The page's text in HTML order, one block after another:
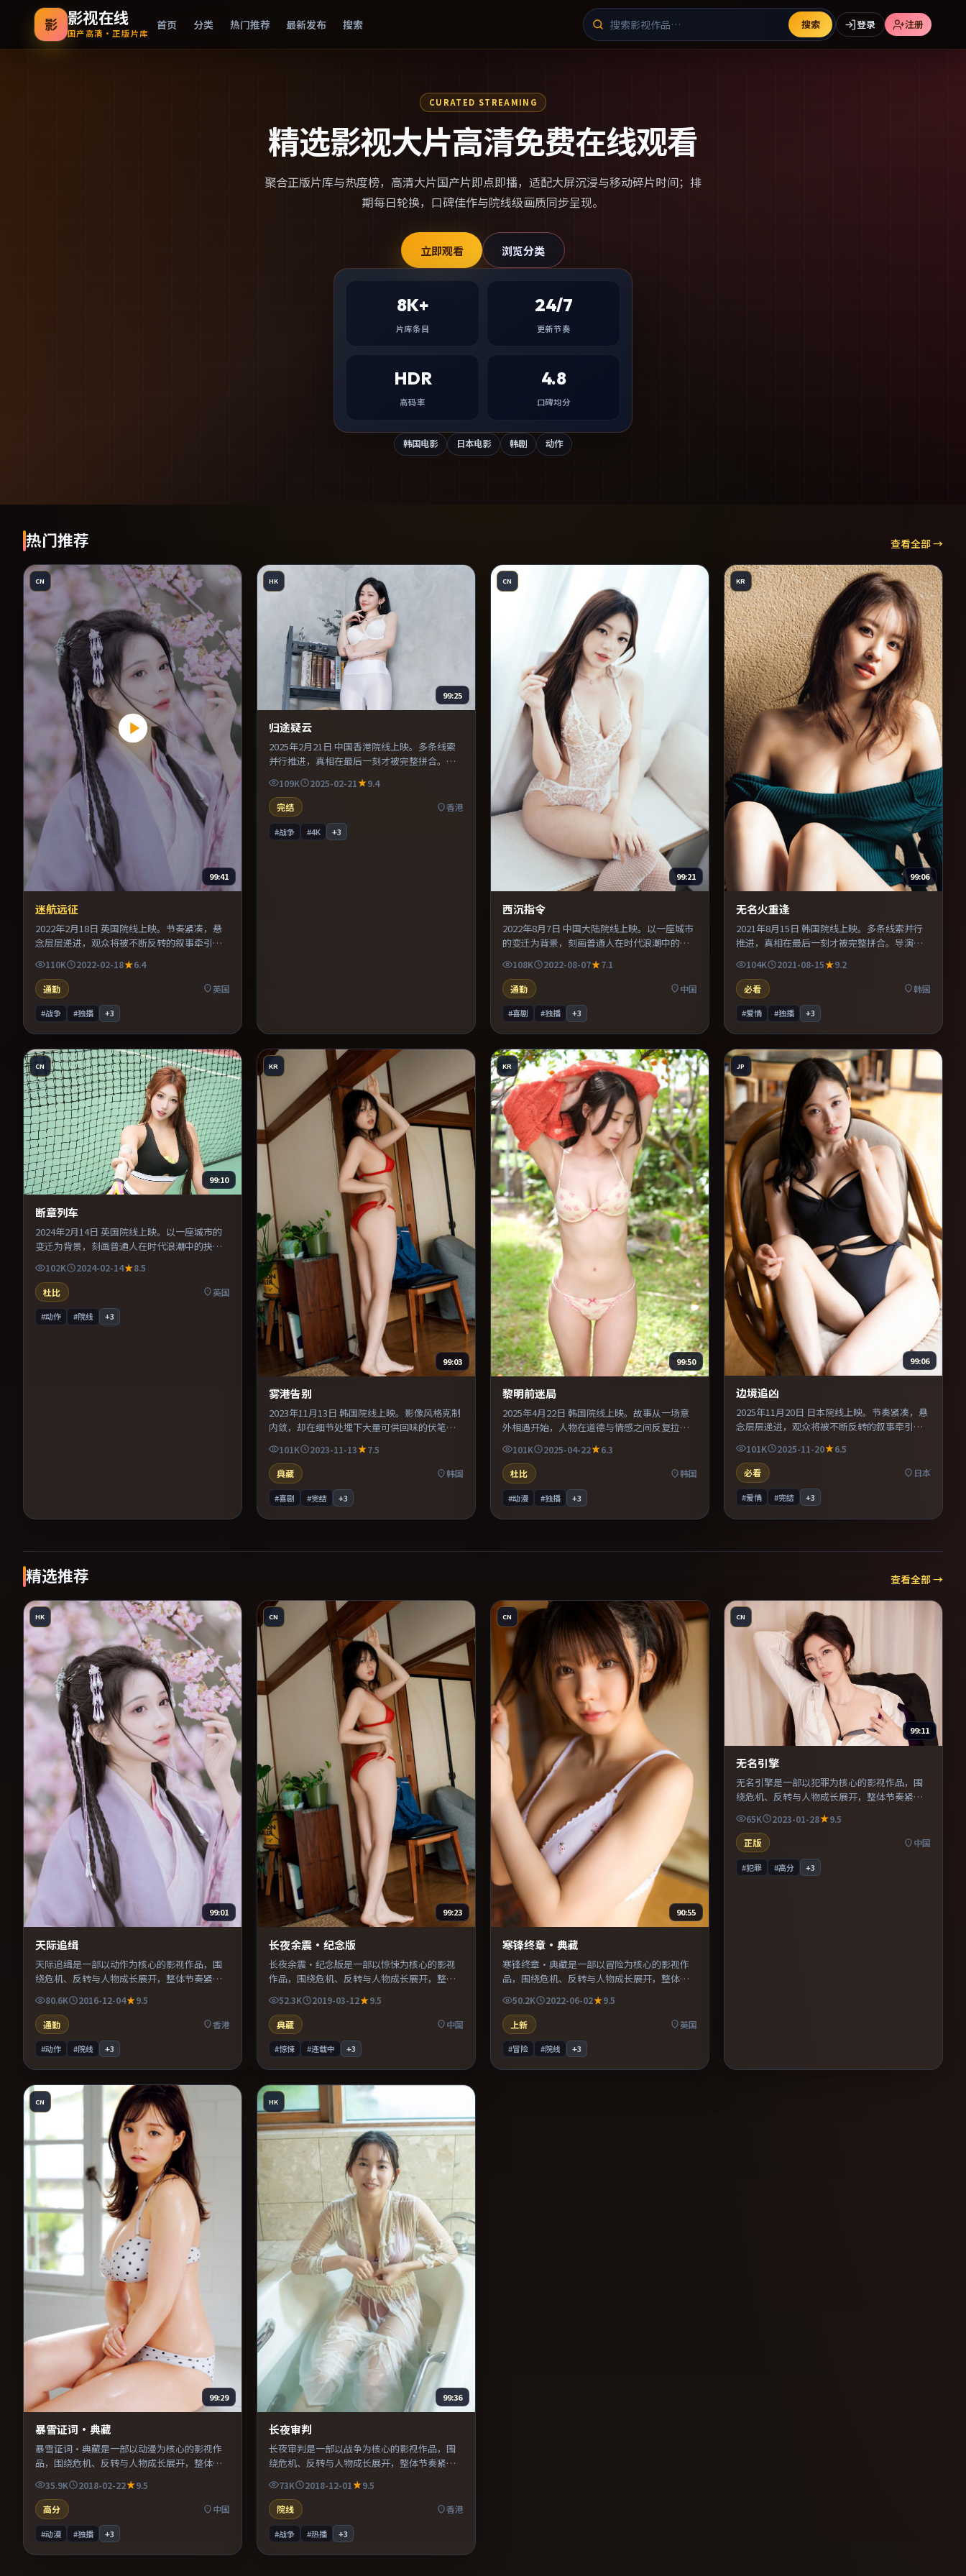
影 影视在线
国产高清·正版片库
首页 分类 热门推荐 最新发布 搜索 搜索 登录 注册
CURATED STREAMING
精选影视大片高清免费在线观看
聚合正版片库与热度榜， 高清大片国产片即点即播，适配大屏沉浸与移动碎片时间；排
期每日轮换，口碑佳作与院线级画质同步呈现。
立即观看 浏览分类
8K+
片库条目
24/7
更新节奏
HDR
高码率
4.8
口碑均分
韩国电影 日本电影 韩剧 动作
热门推荐 查看全部 →
CN
99:41
迷航远征
2022年2月18日 英国院线上映。节奏紧凑，悬
念层层递进，观众将被不断反转的叙事牵引。
替强化压迫感。适合喜欢现实主义题材的观
众，情绪后劲较足。
110K 2022-02-18
6.4
通勤
英国
#战争 #独播 +3
HK
99:25
归途疑云
2025年2月21日 中国香港院线上映。多条线索
并行推进，真相在最后一刻才被完整拼合。配
乐与声场设计突出环境质感，使观众更易沉浸
其中。适合喜欢现实主义题材的观众，情绪后
劲较足。
109K 2025-02-21
9.4
完结
香港
#战争 #4K +3
CN
99:21
西沉指令
2022年8月7日 中国大陆院线上映。以一座城市
的变迁为背景，刻画普通人在时代浪潮中的抉
力贯穿全片。整体完成度较高，适合周末一口
气看完。
108K 2022-08-07
7.1
通勤
中国
#喜剧 #独播 +3
KR
99:06
无名火重逢
2021年8月15日 韩国院线上映。多条线索并行
推进，真相在最后一刻才被完整拼合。导演在
压迫感。整体完成度较高，适合周末一口气看
完。
104K 2021-08-15
9.2
必看
韩国
#爱情 #独播 +3
CN
99:10
断章列车
2024年2月14日 英国院线上映。以一座城市的
变迁为背景，刻画普通人在时代浪潮中的抉
择。导演在镜头语言上大胆实验，长镜头与特
写交替强化压迫感。整体完成度较高，适合周
末一口气看完。
102K 2024-02-14
8.5
杜比
英国
#动作 #院线 +3
KR
99:03
雾港告别
2023年11月13日 韩国院线上映。影像风格克制
内敛，却在细节处埋下大量可供回味的伏笔。
美术与服化道还原年代氛围，为人物动机提供
可信支撑。适合喜欢现实主义题材的观众，情
绪后劲较足。
101K 2023-11-13
7.5
典藏
韩国
#喜剧 #完结 +3
KR
99:50
黎明前迷局
2025年4月22日 韩国院线上映。故事从一场意
外相遇开始，人物在道德与情感之间反复拉
扯。配乐与声场设计突出环境质感，使观众更
易沉浸其中。片尾留白意味深长，值得二刷细
品台词与构图。
101K 2025-04-22
6.3
杜比
韩国
#动漫 #独播 +3
JP
99:06
边境追凶
2025年11月20日 日本院线上映。节奏紧凑，悬
念层层递进，观众将被不断反转的叙事牵引。
配乐与声场设计突出环境质感，使观众更易沉
浸其中。推荐给偏爱群像戏与命运母题的影
迷。
101K 2025-11-20
6.5
必看
日本
#爱情 #完结 +3
精选推荐 查看全部 →
HK
99:01
天际追缉
天际追缉是一部以动作为核心的影视作品，围
绕危机、反转与人物成长展开，整体节奏紧
80.6K 2016-12-04
9.5
通勤
香港
#动作 #院线 +3
CN
99:23
长夜余震·纪念版
长夜余震·纪念版是一部以惊悚为核心的影视
作品，围绕危机、反转与人物成长展开，整体
52.3K 2019-03-12
9.5
典藏
中国
#惊悚 #连载中 +3
CN
90:55
寒锋终章·典藏
寒锋终章·典藏是一部以冒险为核心的影视作
品，围绕危机、反转与人物成长展开，整体节
50.2K 2022-06-02
9.5
上新
英国
#冒险 #院线 +3
CN
99:11
无名引擎
无名引擎是一部以犯罪为核心的影视作品，围
绕危机、反转与人物成长展开，整体节奏紧
凑，值得推荐观看。
65K 2023-01-28
9.5
正版
中国
#犯罪 #高分 +3
CN
99:29
暴雪证词·典藏
暴雪证词·典藏是一部以动漫为核心的影视作
品，围绕危机、反转与人物成长展开，整体节
奏紧凑，值得推荐观看。
35.9K 2018-02-22
9.5
高分
中国
#动漫 #独播 +3
HK
99:36
长夜审判
长夜审判是一部以战争为核心的影视作品，围
绕危机、反转与人物成长展开，整体节奏紧
凑，值得推荐观看。
73K 2018-12-01
9.5
院线
香港
#战争 #热播 +3